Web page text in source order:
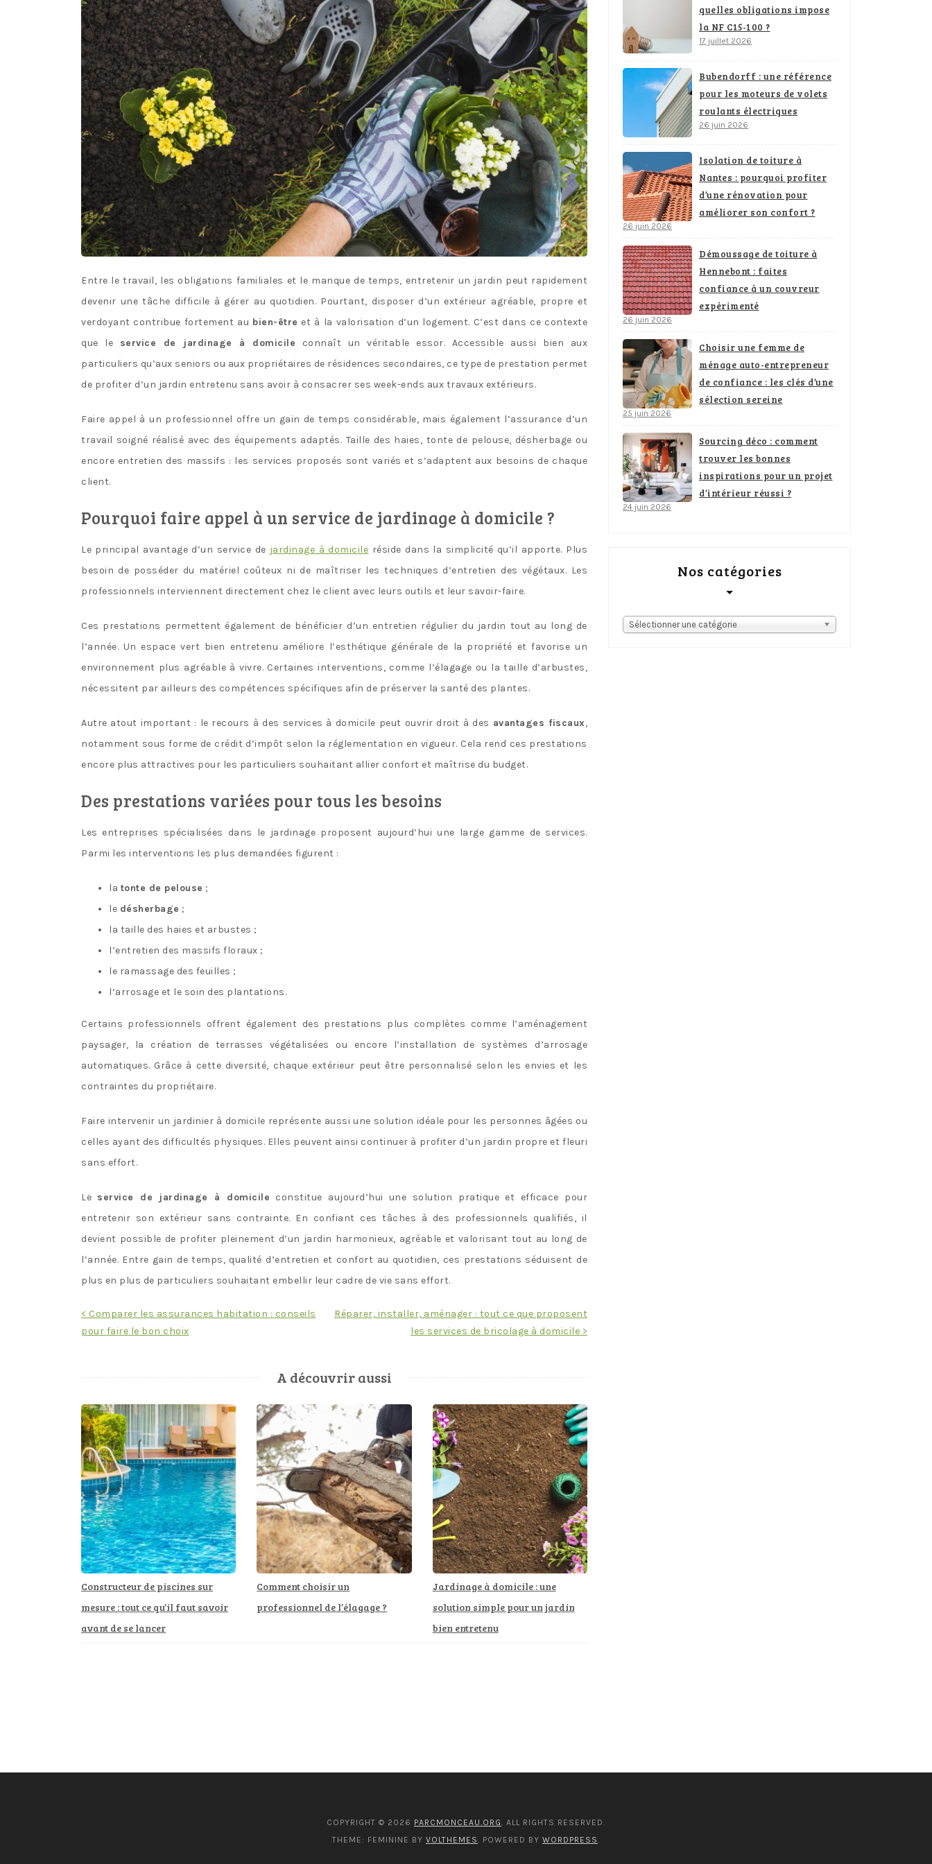
Entre le travail, les obligations familiales et le manque de temps, entretenir un jardin peut rapidement
devenir une tâche difficile à gérer au quotidien. Pourtant, disposer d’un extérieur agréable, propre et
verdoyant contribue fortement au bien-être et à la valorisation d’un logement. C’est dans ce contexte
que le service de jardinage à domicile connaît un véritable essor. Accessible aussi bien aux
particuliers qu’aux seniors ou aux propriétaires de résidences secondaires, ce type de prestation permet
de profiter d’un jardin entretenu sans avoir à consacrer ses week-ends aux travaux extérieurs.
Faire appel à un professionnel offre un gain de temps considérable, mais également l’assurance d’un
travail soigné réalisé avec des équipements adaptés. Taille des haies, tonte de pelouse, désherbage ou
encore entretien des massifs : les services proposés sont variés et s’adaptent aux besoins de chaque
client.
Pourquoi faire appel à un service de jardinage à domicile ?
Le principal avantage d’un service de jardinage à domicile réside dans la simplicité qu’il apporte. Plus
besoin de posséder du matériel coûteux ni de maîtriser les techniques d’entretien des végétaux. Les
professionnels interviennent directement chez le client avec leurs outils et leur savoir-faire.
Ces prestations permettent également de bénéficier d’un entretien régulier du jardin tout au long de
l’année. Un espace vert bien entretenu améliore l’esthétique générale de la propriété et favorise un
environnement plus agréable à vivre. Certaines interventions, comme l’élagage ou la taille d’arbustes,
nécessitent par ailleurs des compétences spécifiques afin de préserver la santé des plantes.
Autre atout important : le recours à des services à domicile peut ouvrir droit à des avantages fiscaux,
notamment sous forme de crédit d’impôt selon la réglementation en vigueur. Cela rend ces prestations
encore plus attractives pour les particuliers souhaitant allier confort et maîtrise du budget.
Des prestations variées pour tous les besoins
Les entreprises spécialisées dans le jardinage proposent aujourd’hui une large gamme de services.
Parmi les interventions les plus demandées figurent :
la tonte de pelouse ;
le désherbage ;
la taille des haies et arbustes ;
l’entretien des massifs floraux ;
le ramassage des feuilles ;
l’arrosage et le soin des plantations.
Certains professionnels offrent également des prestations plus complètes comme l’aménagement
paysager, la création de terrasses végétalisées ou encore l’installation de systèmes d’arrosage
automatiques. Grâce à cette diversité, chaque extérieur peut être personnalisé selon les envies et les
contraintes du propriétaire.
Faire intervenir un jardinier à domicile représente aussi une solution idéale pour les personnes âgées ou
celles ayant des difficultés physiques. Elles peuvent ainsi continuer à profiter d’un jardin propre et fleuri
sans effort.
Le service de jardinage à domicile constitue aujourd’hui une solution pratique et efficace pour
entretenir son extérieur sans contrainte. En confiant ces tâches à des professionnels qualifiés, il
devient possible de profiter pleinement d’un jardin harmonieux, agréable et valorisant tout au long de
l’année. Entre gain de temps, qualité d’entretien et confort au quotidien, ces prestations séduisent de
plus en plus de particuliers souhaitant embellir leur cadre de vie sans effort.
Navigation
de
< Comparer les assurances habitation : conseils
pour faire le bon choix
Réparer, installer, aménager : tout ce que proposent
les services de bricolage à domicile >
A découvrir aussi
Constructeur de piscines sur
mesure : tout ce qu’il faut savoir
avant de se lancer
Comment choisir un
professionnel de l’élagage ?
Jardinage à domicile : une
solution simple pour un jardin
bien entretenu
quelles obligations impose
la NF C15-100 ?
17 juillet 2026
Bubendorff : une référence
pour les moteurs de volets
roulants électriques
26 juin 2026
Isolation de toiture à
Nantes : pourquoi profiter
d’une rénovation pour
améliorer son confort ?
26 juin 2026
Démoussage de toiture à
Hennebont : faites
confiance à un couvreur
expérimenté
26 juin 2026
Choisir une femme de
ménage auto-entrepreneur
de confiance : les clés d’une
sélection sereine
25 juin 2026
Sourcing déco : comment
trouver les bonnes
inspirations pour un projet
d’intérieur réussi ?
24 juin 2026
Nos catégories
Sélectionner une catégorie
COPYRIGHT © 2026 PARCMONCEAU.ORG. ALL RIGHTS RESERVED.
THEME: FEMININE BY VOLTHEMES. POWERED BY WORDPRESS.